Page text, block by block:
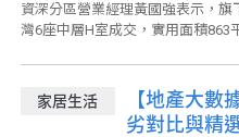
資深分區營業經理黃國強表示，
灣6座中層H室成交，實用面積863
家居生活
【地產大數
劣對比與精